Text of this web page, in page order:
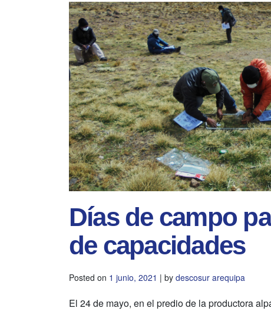
Días de campo
de capacidades
Posted on 1 junio, 2021 | by descosur arequipa
El 24 de mayo, en el predio de la productora